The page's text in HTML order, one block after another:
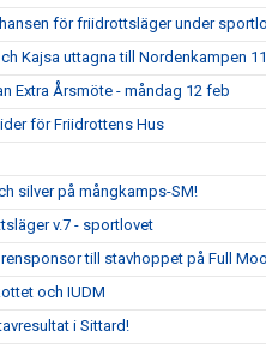
för friidrottsläger under
Kajsa uttagna till Nordenkampen
Extra Årsmöte - måndag 12 feb
för Friidrottens Hus
silver på mångkamps-SM!
v.7 - sportlovet
till stavhoppet på Full
och IUDM
i Sittard!